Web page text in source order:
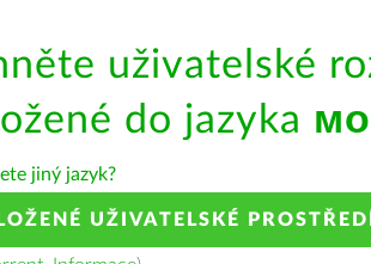
uživatelské
do jazyka
jiný jazyk?
UŽIVATELSKÉ PROSTŘEDÍ